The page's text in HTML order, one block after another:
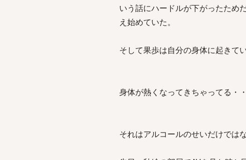
いう話にハードルが下がったため
え始めていた。
そして果歩は自分の身体に起きて
身体が熱くなってきちゃってる・
それはアルコールのせいだけではな